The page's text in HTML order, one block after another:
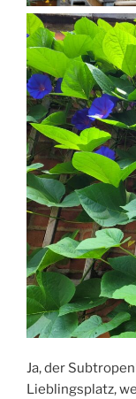
Ja, der
Lieblingsplatz,